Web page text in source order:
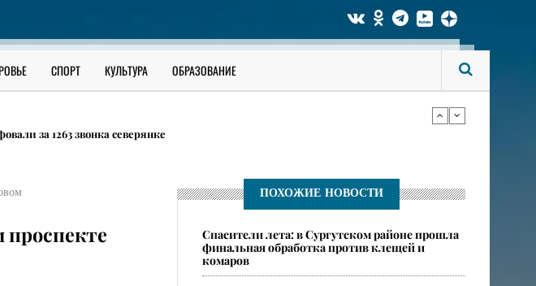
СПОРТ КУЛЬТУРА ОБРАЗОВАНИЕ
за 1263 звонка северянке
районе ищут утонувшего в Оби мужчину
регионах начали появляться опасные ядовитые пауки
проспекте
ПОХОЖИЕ НОВОСТИ
Спасители лета: в Сургутском районе прошла
финальная обработка против клещей и
комаров